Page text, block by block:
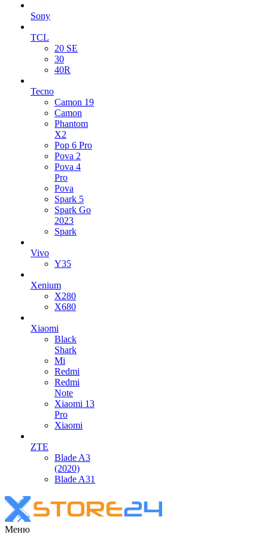
Sony
TCL
20 SE
30
40R
Tecno
Camon 19
Camon
Phantom
X2
Pop 6 Pro
Pova 2
Pova 4
Pro
Pova
Spark 5
Spark Go
2023
Spark
Vivo
Y35
Xenium
X280
X680
Xiaomi
Black
Shark
Mi
Redmi
Redmi
Note
Xiaomi 13
Pro
Xiaomi
ZTE
Blade A3
(2020)
Blade A31
Меню